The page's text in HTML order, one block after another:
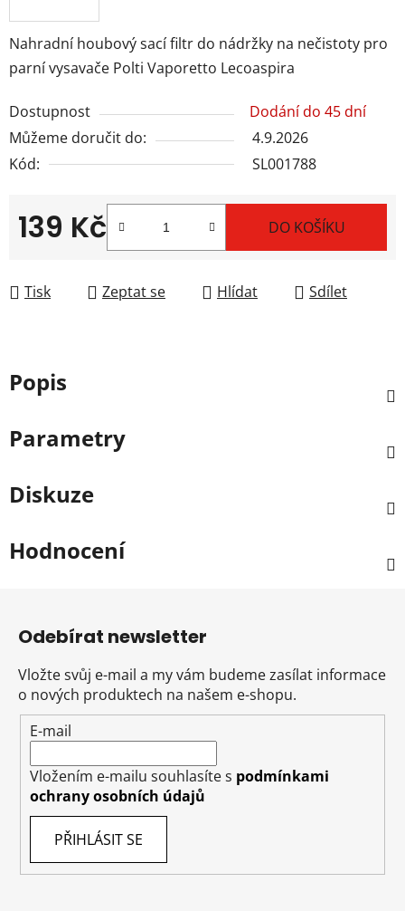
Nahradní houbový sací filtr do nádržky na nečistoty pro
parní vysavače Polti Vaporetto Lecoaspira
Dostupnost
Dodání do 45 dní
Můžeme doručit do:
4.9.2026
Kód:
SL001788
139 Kč DO KOŠÍKU
Tisk Zeptat se Hlídat Sdílet
Popis
Parametry
Diskuze
Hodnocení
Odebírat newsletter
Vložte svůj e-mail a my vám budeme zasílat informace
o nových produktech na našem e-shopu.
E-mail
Vložením e-mailu souhlasíte s podmínkami
ochrany osobních údajů
PŘIHLÁSIT SE